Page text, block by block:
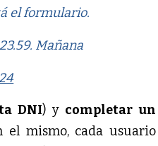
el formulario.
Mañana
DNI) y completar un
el mismo, cada usuario